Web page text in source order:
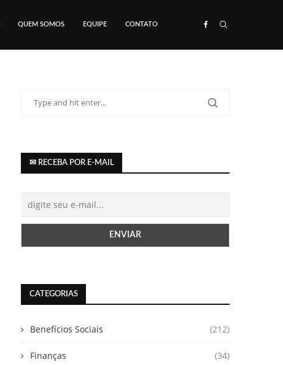
QUEM SOMOS EQUIPE CONTATO
✉ RECEBA POR E-MAIL
CATEGORIAS
Benefícios Sociais (212)
Finanças (34)